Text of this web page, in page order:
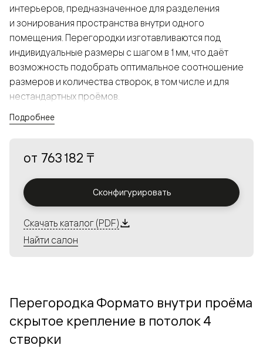
интерьеров, предназначенное для разделения
и зонирования пространства внутри одного
помещения. Перегородки изготавливаются под
индивидуальные размеры с шагом в 1 мм, что даёт
возможность подобрать оптимальное соотношение
размеров и количества створок, в том числе и для
нестандартных проёмов.
а большой выбор вставок из стекла с различными
решения в интерьере и варьировать освещённость.
Алюминиевые перегородки имеют единый профиль
с алюминиевыми дверьми и легко сочетаются в одном
алюминиевых перегородок и дверей координируется
со стеновыми панелями Волховец.
Подробнее
от 763 182 ₸
Сконфигурировать
Скачать каталог (PDF)
Найти салон
Перегородка Формато внутри проёма
скрытое крепление в потолок 4
створки